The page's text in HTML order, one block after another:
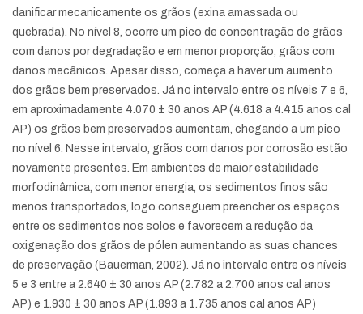
danificar mecanicamente os grãos (exina amassada ou
quebrada). No nível 8, ocorre um pico de concentração de grãos
com danos por degradação e em menor proporção, grãos com
danos mecânicos. Apesar disso, começa a haver um aumento
dos grãos bem preservados. Já no intervalo entre os níveis 7 e 6,
em aproximadamente 4.070 ± 30 anos AP (4.618 a 4.415 anos cal
AP) os grãos bem preservados aumentam, chegando a um pico
no nível 6. Nesse intervalo, grãos com danos por corrosão estão
novamente presentes. Em ambientes de maior estabilidade
morfodinâmica, com menor energia, os sedimentos finos são
menos transportados, logo conseguem preencher os espaços
entre os sedimentos nos solos e favorecem a redução da
oxigenação dos grãos de pólen aumentando as suas chances
de preservação (Bauerman, 2002). Já no intervalo entre os níveis
5 e 3 entre a 2.640 ± 30 anos AP (2.782 a 2.700 anos cal anos
AP) e 1.930 ± 30 anos AP (1.893 a 1.735 anos cal anos AP)